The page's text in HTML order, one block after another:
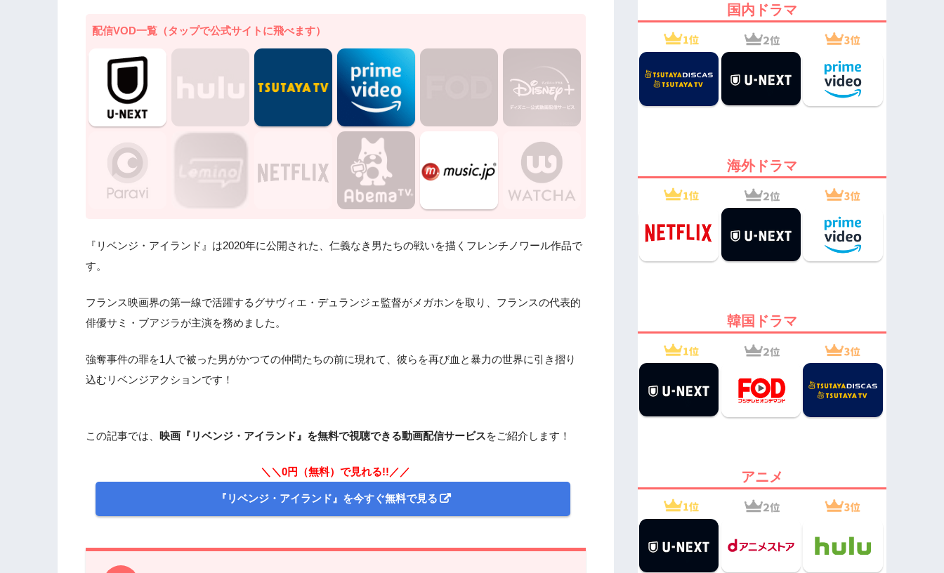
配信VOD一覧（タップで公式サイトに飛べます）
『リベンジ・アイランド』は2020年に公開された、仁義なき男たちの戦いを描くフレンチノワール作品で
す。
フランス映画界の第一線で活躍するグサヴィエ・デュランジェ監督がメガホンを取り、フランスの代表的
俳優サミ・ブアジラが主演を務めました。
強奪事件の罪を1人で被った男がかつての仲間たちの前に現れて、彼らを再び血と暴力の世界に引き摺り
込むリベンジアクションです！
この記事では、 映画『リベンジ・アイランド』を無料で視聴できる動画配信サービスをご紹介します！
＼＼0円（無料）で見れる!!／／
『リベンジ・アイランド』を今すぐ無料で見る
国内ドラマ
海外ドラマ
韓国ドラマ
アニメ